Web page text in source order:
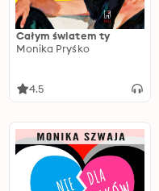
Całym światem ty
Monika Pryśko
4.5